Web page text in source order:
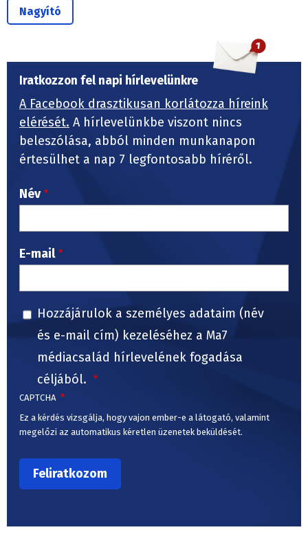
Nagyító
Iratkozzon fel napi hírlevelünkre
A Facebook drasztikusan korlátozza híreink
elérését. A hírlevelünkbe viszont nincs
beleszólása, abból minden munkanapon
értesülhet a nap 7 legfontosabb híréről.
Név
E-mail
Hozzájárulok a személyes adataim (név
és e-mail cím) kezeléséhez a Ma7
médiacsalád hírlevelének fogadása
céljából.
CAPTCHA
Ez a kérdés vizsgálja, hogy vajon ember-e a látogató, valamint
megelőzi az automatikus kéretlen üzenetek beküldését.